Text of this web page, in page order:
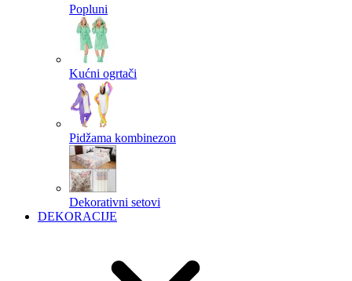
Popluni
Kućni ogrtači
Pidžama kombinezon
Dekorativni setovi
DEKORACIJE